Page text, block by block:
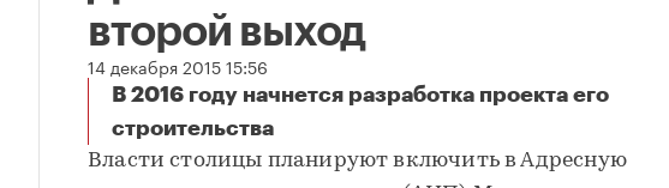
второй выход
14 декабря 2015 15:56
В 2016 году начнется разработка проекта его
строительства
Для «Комсомольской» нашли второй выход
Власти столицы планируют включить в Адресную